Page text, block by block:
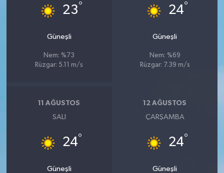
23°
Güneşli
Nem: %73
Rüzgar: 5.11 m/s
24°
Güneşli
Nem: %69
Rüzgar: 7.39 m/s
11 AĞUSTOS
SALI
24°
Güneşli
12 AĞUSTOS
ÇARŞAMBA
24°
Güneşli